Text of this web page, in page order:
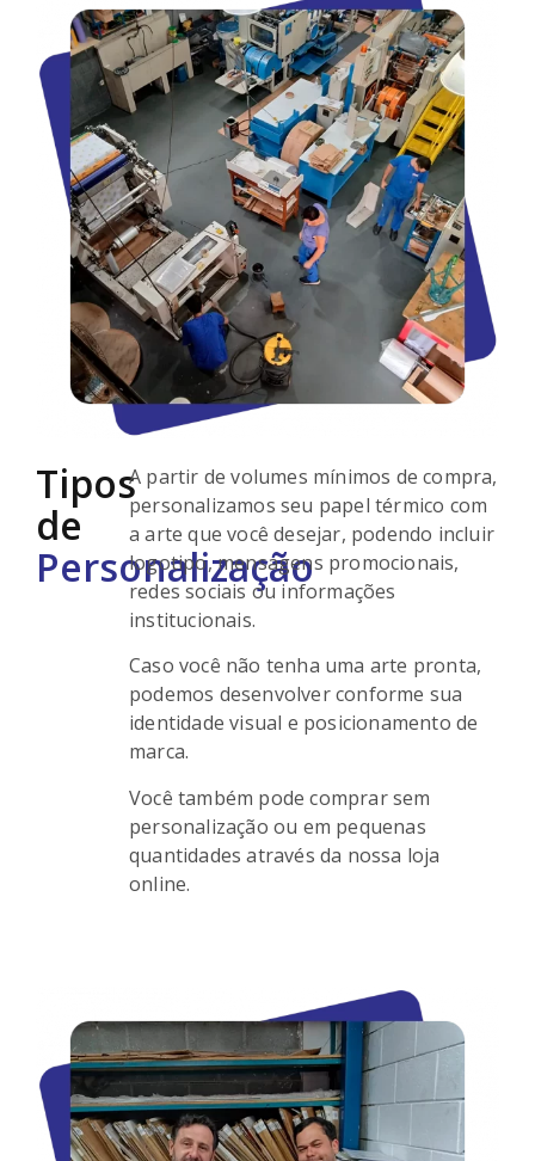
Tipos
de
Personalização
A partir de volumes mínimos de compra,
personalizamos seu papel térmico com
a arte que você desejar, podendo incluir
logotipo, mensagens promocionais,
redes sociais ou informações
institucionais.
Caso você não tenha uma arte pronta,
podemos desenvolver conforme sua
identidade visual e posicionamento de
marca.
Você também pode comprar sem
personalização ou em pequenas
quantidades através da nossa loja
online.